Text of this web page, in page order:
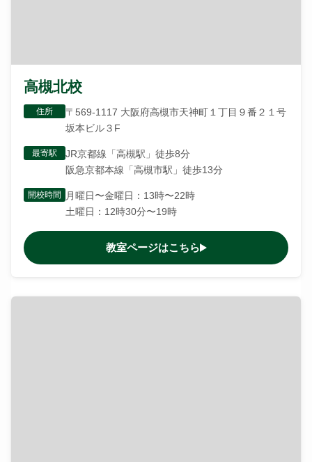
高槻北校
住所
〒569-1117 大阪府高槻市天神町１丁目９番２１号
坂本ビル３F
最寄駅
JR京都線「高槻駅」徒歩8分
阪急京都本線「高槻市駅」徒歩13分
開校時間
月曜日〜金曜日：13時〜22時
土曜日：12時30分〜19時
教室ページはこちら